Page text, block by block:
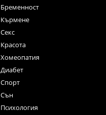
Бременност
Кърмене
Секс
Красота
Хомеопатия
Диабет
Спорт
Сън
Психология